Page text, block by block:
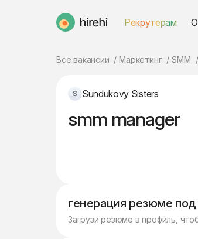
HireHi Рекрутерам
Все вакансии Маркетинг SMM
Sundukovy Sisters
smm manager
генерация резюме
Загрузи резюме в профиль,